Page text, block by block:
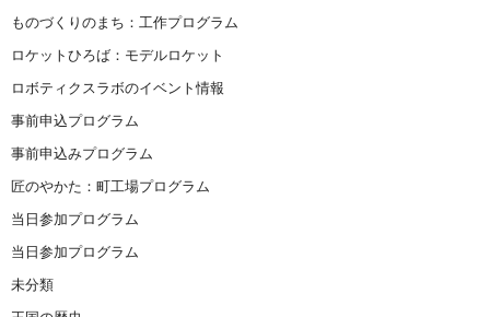
ものづくりのまち：工作プログラム
ロケットひろば：モデルロケット
ロボティクスラボのイベント情報
事前申込プログラム
事前申込みプログラム
匠のやかた：町工場プログラム
当日参加プログラム
当日参加プログラム
未分類